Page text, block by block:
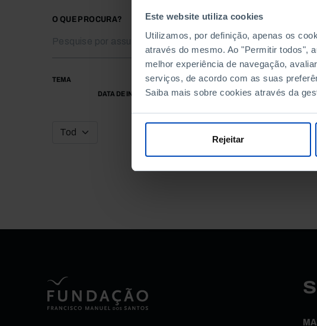
Este website utiliza cookies
Utilizamos, por definição, apenas os
através do mesmo. Ao "Permitir todos",
melhor experiência de navegação,
serviços, de acordo com as suas
Saiba mais sobre cookies através da
Rejeitar
O QUE PROCURA?
TEMA
DATA DE INÍCIO